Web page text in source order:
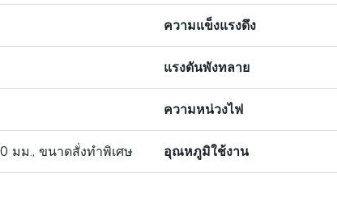
ความแข็งแรงดึง
แรงดันพังทลาย
ความหน่วงไฟ
มม., ขนาดสั่งทำพิเศษ อุณหภูมิใช้งาน